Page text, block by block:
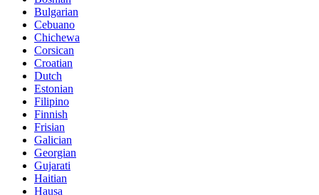
Bulgarian
Cebuano
Chichewa
Corsican
Croatian
Dutch
Estonian
Filipino
Finnish
Frisian
Galician
Georgian
Gujarati
Haitian
Hausa